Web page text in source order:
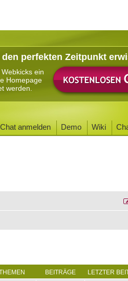
den perfekten Zeitpunkt
ein
Homepage
werden.
Chat anmelden Demo Wiki
BEITRÄGE LETZTER